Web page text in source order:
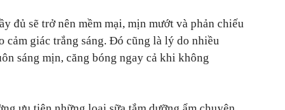
đủ sẽ trở nên mềm mại, mịn mướt và phản chiếu
cảm giác trắng sáng. Đó cũng là lý do nhiều
sáng mịn, căng bóng ngay cả khi không